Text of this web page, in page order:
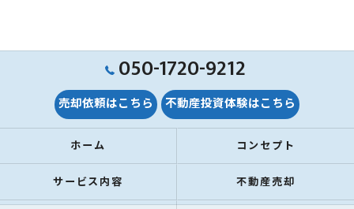
050-1720-9212
売却依頼はこちら 不動産投資体験はこちら
ホーム コンセプト
サービス内容 不動産売却